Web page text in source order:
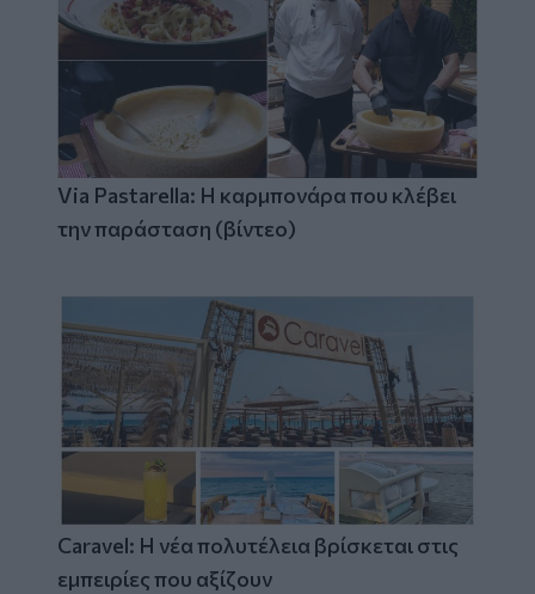
Via Pastarella: Η καρμπονάρα που κλέβει
την παράσταση (βίντεο)
Caravel: Η νέα πολυτέλεια βρίσκεται στις
εμπειρίες που αξίζουν